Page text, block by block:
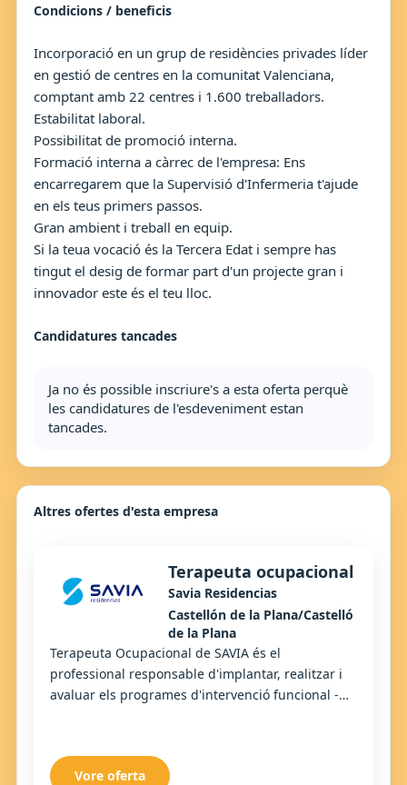
Condicions / beneficis
Incorporació en un grup de residències privades líder
en gestió de centres en la comunitat Valenciana,
comptant amb 22 centres i 1.600 treballadors.
Estabilitat laboral.
Possibilitat de promoció interna.
Formació interna a càrrec de l'empresa: Ens
encarregarem que la Supervisió d'Infermeria t'ajude
en els teus primers passos.
Gran ambient i treball en equip.
Si la teua vocació és la Tercera Edat i sempre has
tingut el desig de formar part d'un projecte gran i
innovador este és el teu lloc.
Candidatures tancades
Ja no és possible inscriure's a esta oferta perquè
les candidatures de l'esdeveniment estan
tancades.
Altres ofertes d'esta empresa
Terapeuta ocupacional
Savia Residencias
Castellón de la Plana/Castelló
de la Plana
Terapeuta Ocupacional de SAVIA és el
professional responsable d'implantar, realitzar i
avaluar els programes d'intervenció funcional -
Vore oferta